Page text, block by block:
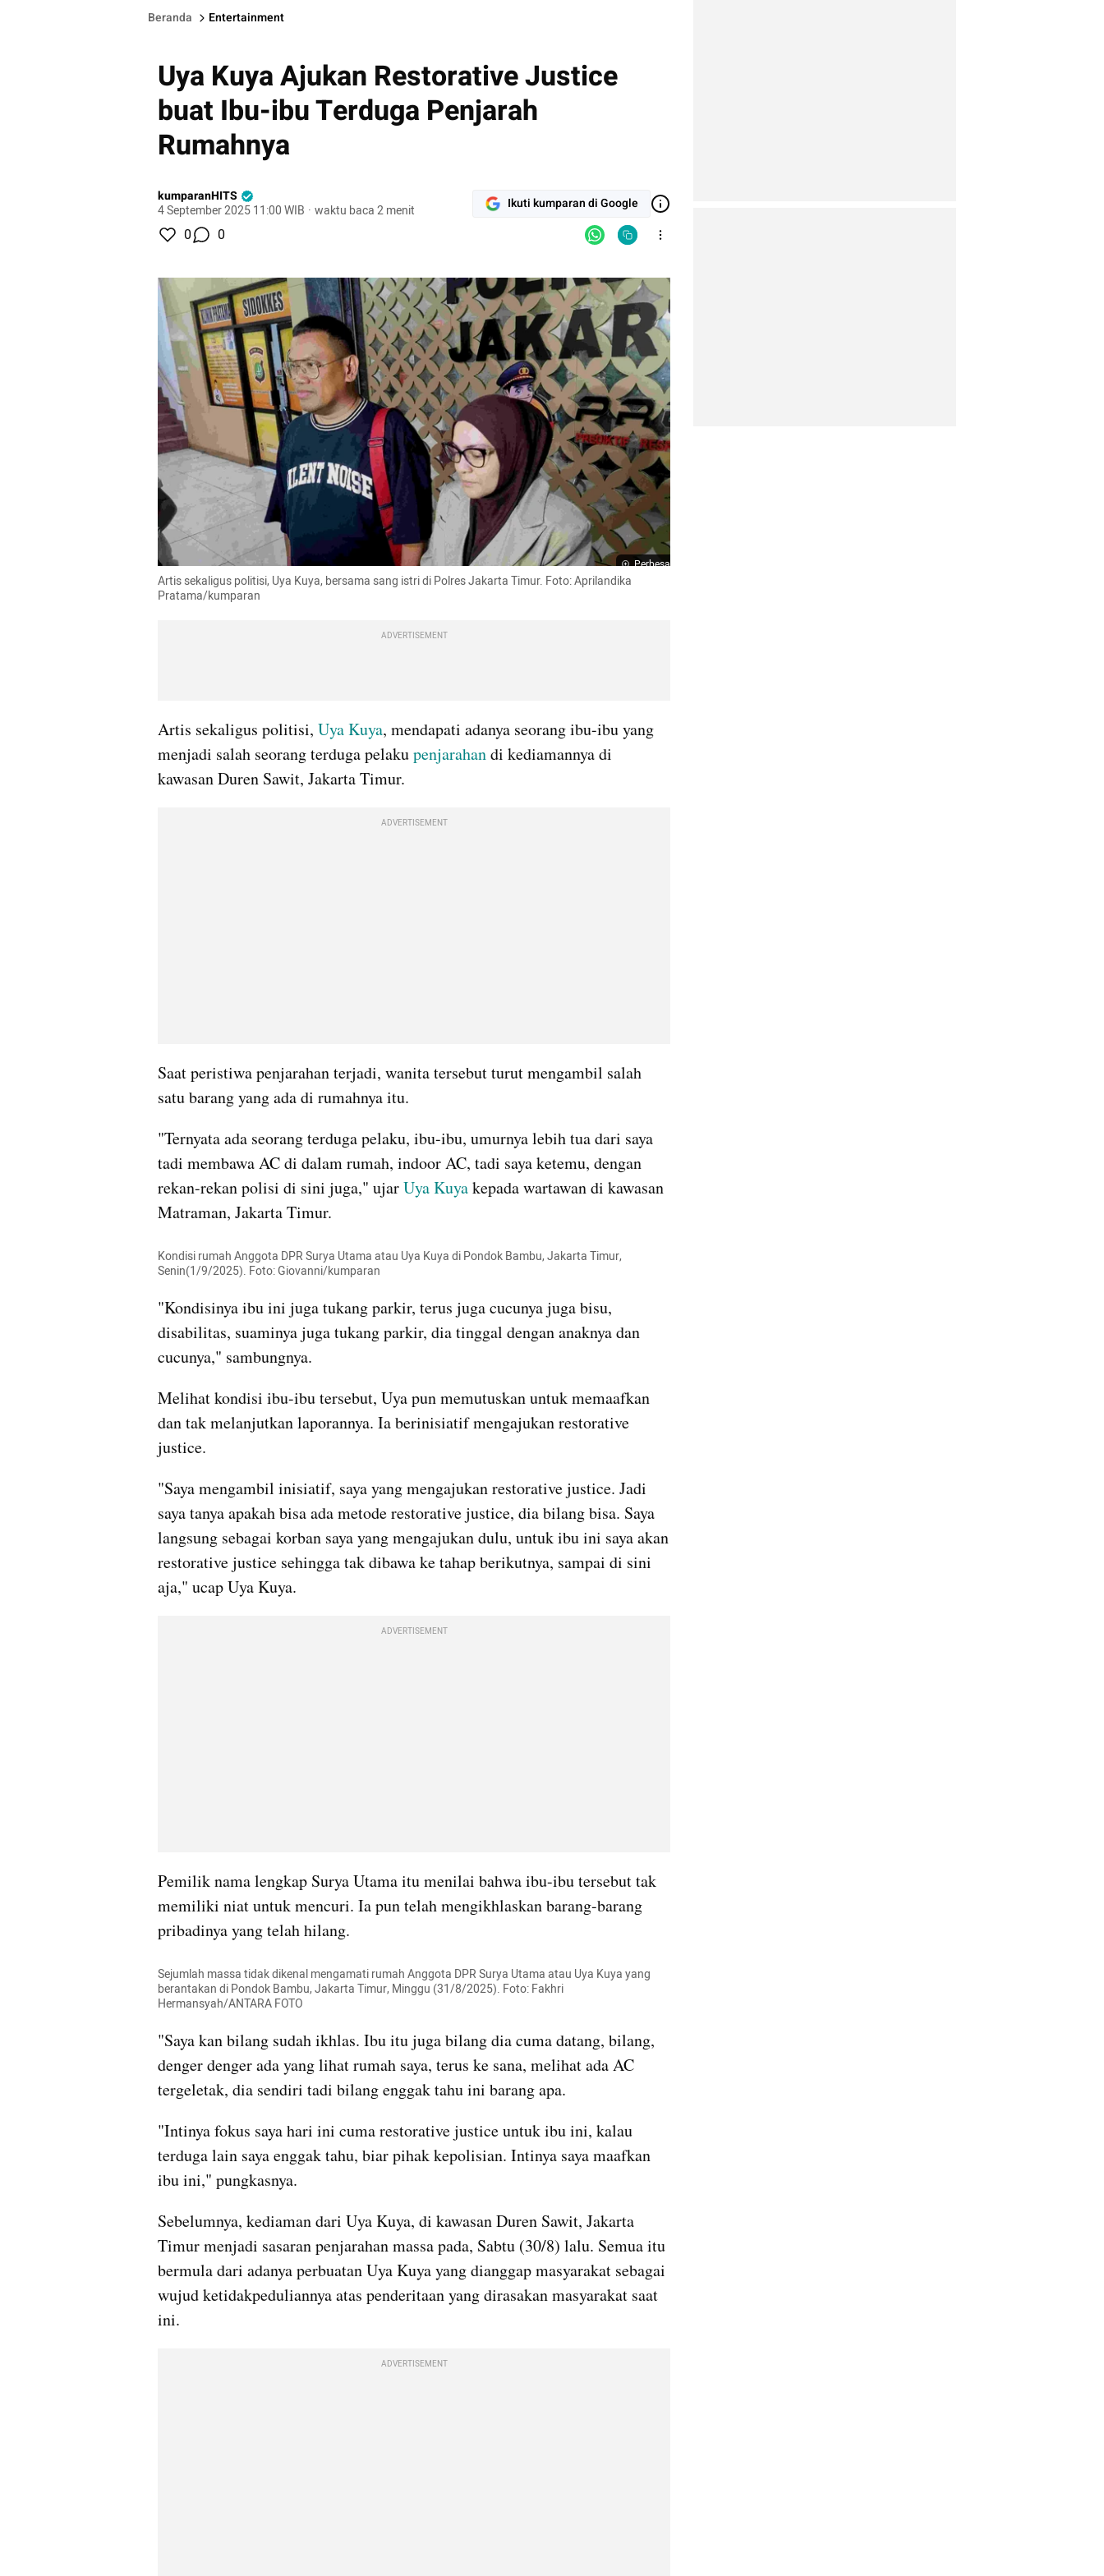
Beranda Entertainment
Uya Kuya Ajukan Restorative Justice
buat Ibu-ibu Terduga Penjarah
Rumahnya
kumparanHITS
4 September 2025 11:00 WIB · waktu baca 2 menit Ikuti kumparan di Google
0 0
Perbesar
Artis sekaligus politisi, Uya Kuya, bersama sang istri di Polres Jakarta Timur. Foto: Aprilandika
Pratama/kumparan
ADVERTISEMENT
Artis sekaligus politisi, Uya Kuya, mendapati adanya seorang ibu-ibu yang
menjadi salah seorang terduga pelaku penjarahan di kediamannya di
kawasan Duren Sawit, Jakarta Timur.
ADVERTISEMENT
Saat peristiwa penjarahan terjadi, wanita tersebut turut mengambil salah
satu barang yang ada di rumahnya itu.
"Ternyata ada seorang terduga pelaku, ibu-ibu, umurnya lebih tua dari saya
tadi membawa AC di dalam rumah, indoor AC, tadi saya ketemu, dengan
rekan-rekan polisi di sini juga," ujar Uya Kuya kepada wartawan di kawasan
Matraman, Jakarta Timur.
Kondisi rumah Anggota DPR Surya Utama atau Uya Kuya di Pondok Bambu, Jakarta Timur,
Senin(1/9/2025). Foto: Giovanni/kumparan
"Kondisinya ibu ini juga tukang parkir, terus juga cucunya juga bisu,
disabilitas, suaminya juga tukang parkir, dia tinggal dengan anaknya dan
cucunya," sambungnya.
Melihat kondisi ibu-ibu tersebut, Uya pun memutuskan untuk memaafkan
dan tak melanjutkan laporannya. Ia berinisiatif mengajukan restorative
justice.
"Saya mengambil inisiatif, saya yang mengajukan restorative justice. Jadi
saya tanya apakah bisa ada metode restorative justice, dia bilang bisa. Saya
langsung sebagai korban saya yang mengajukan dulu, untuk ibu ini saya akan
restorative justice sehingga tak dibawa ke tahap berikutnya, sampai di sini
aja," ucap Uya Kuya.
ADVERTISEMENT
Pemilik nama lengkap Surya Utama itu menilai bahwa ibu-ibu tersebut tak
memiliki niat untuk mencuri. Ia pun telah mengikhlaskan barang-barang
pribadinya yang telah hilang.
Sejumlah massa tidak dikenal mengamati rumah Anggota DPR Surya Utama atau Uya Kuya yang
berantakan di Pondok Bambu, Jakarta Timur, Minggu (31/8/2025). Foto: Fakhri
Hermansyah/ANTARA FOTO
"Saya kan bilang sudah ikhlas. Ibu itu juga bilang dia cuma datang, bilang,
denger denger ada yang lihat rumah saya, terus ke sana, melihat ada AC
tergeletak, dia sendiri tadi bilang enggak tahu ini barang apa.
"Intinya fokus saya hari ini cuma restorative justice untuk ibu ini, kalau
terduga lain saya enggak tahu, biar pihak kepolisian. Intinya saya maafkan
ibu ini," pungkasnya.
Sebelumnya, kediaman dari Uya Kuya, di kawasan Duren Sawit, Jakarta
Timur menjadi sasaran penjarahan massa pada, Sabtu (30/8) lalu. Semua itu
bermula dari adanya perbuatan Uya Kuya yang dianggap masyarakat sebagai
wujud ketidakpeduliannya atas penderitaan yang dirasakan masyarakat saat
ini.
ADVERTISEMENT